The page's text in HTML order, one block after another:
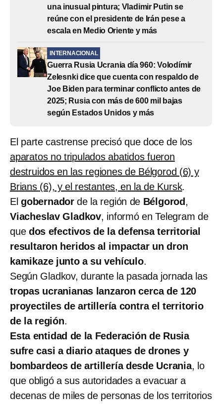
una inusual pintura; Vladimir Putin se
reúne con el presidente de Irán pese a
escala en Medio Oriente y más
INTERNACIONAL
Guerra Rusia Ucrania día 960: Volodímir
Zelesnki dice que cuenta con respaldo de
Joe Biden para terminar conflicto antes de
2025; Rusia con más de 600 mil bajas
según Estados Unidos y más
El parte castrense precisó que doce de los
aparatos no tripulados abatidos fueron
destruidos en las regiones de Bélgorod (6) y
Brians (6), y el restantes, en la de Kursk.
El gobernadorde la región de Bélgorod ,
Viacheslav Gladkov, informó en Telegram de
que dos efectivos de la defensa territorial
resultaron heridos al impactar un dron
kamikaze junto a su vehículo.
Según Gladkov, durante la pasada jornada las
tropas ucranianas lanzaron cerca de 120
proyectiles de artillería contra el territorio
de la región.
Esta entidad de la Federación de Rusia
sufre casi a diario ataques de drones y
bombardeos de artillería desde Ucrania, lo
que obligó a sus autoridades a evacuar a
decenas de miles de personas de los territorios